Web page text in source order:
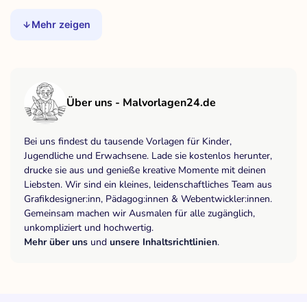
Mehr zeigen
Über uns - Malvorlagen24.de
Bei uns findest du tausende Vorlagen für Kinder,
Jugendliche und Erwachsene. Lade sie kostenlos herunter,
drucke sie aus und genieße kreative Momente mit deinen
Liebsten. Wir sind ein kleines, leidenschaftliches Team aus
Grafikdesigner:inn, Pädagog:innen & Webentwickler:innen.
Gemeinsam machen wir Ausmalen für alle zugänglich,
unkompliziert und hochwertig.
Mehr über uns und unsere Inhaltsrichtlinien.